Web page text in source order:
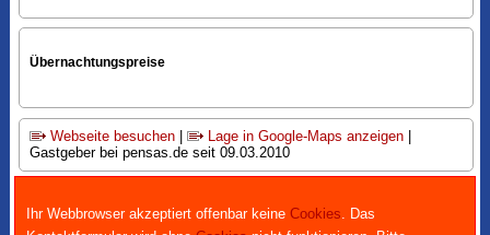
Übernachtungspreise
Webseite besuchen| Lage in Google-Maps anzeigen|
Gastgeber bei pensas.de seit 09.03.2010
Ihr Webbrowser akzeptiert offenbar keineCookies. Das